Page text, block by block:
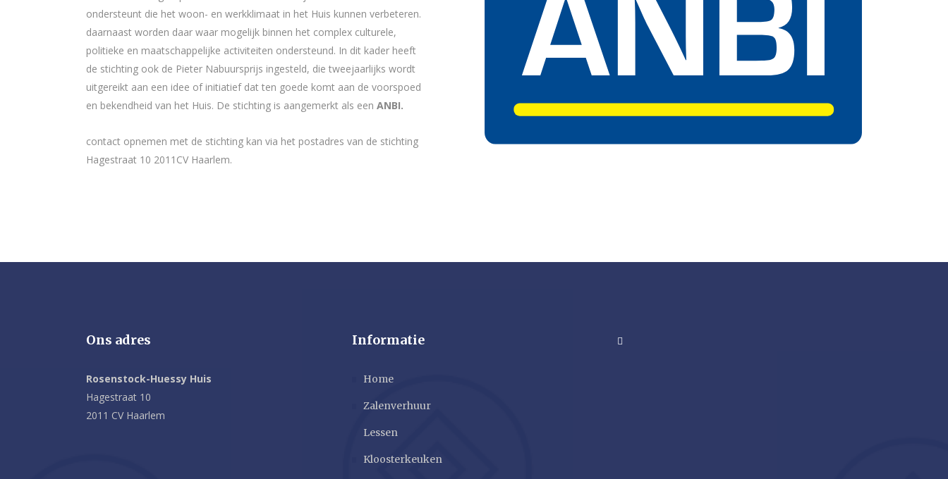
ondersteunt die het woon- en werkklimaat in het Huis kunnen verbeteren.
daarnaast worden daar waar mogelijk binnen het complex culturele,
politieke en maatschappelijke activiteiten ondersteund. In dit kader heeft
de stichting ook de Pieter Nabuursprijs ingesteld, die tweejaarlijks wordt
uitgereikt aan een idee of initiatief dat ten goede komt aan de voorspoed
en bekendheid van het Huis. De stichting is aangemerkt als een ANBI.
contact opnemen met de stichting kan via het postadres van de stichting
Hagestraat 10 2011CV Haarlem.
Ons adres
Rosenstock-Huessy Huis
Hagestraat 10
2011 CV Haarlem
Informatie
Home
Zalenverhuur
Lessen
Kloosterkeuken